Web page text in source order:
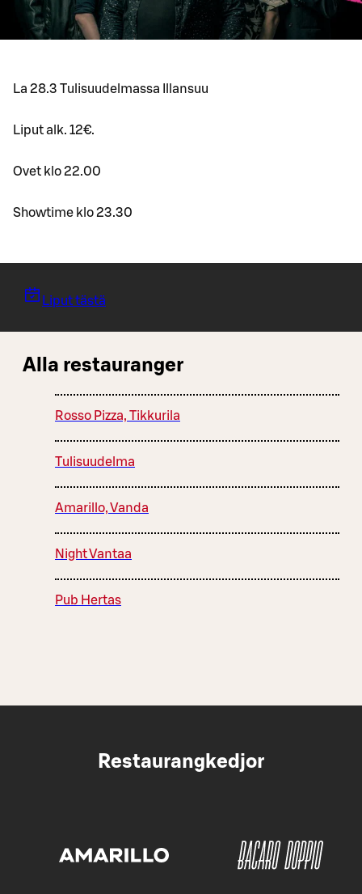
La 28.3 Tulisuudelmassa Illansuu
Liput alk. 12€.
Ovet klo 22.00
Showtime klo 23.30
Liput tästä
Alla restauranger
Rosso Pizza, Tikkurila
Tulisuudelma
Amarillo, Vanda
Night Vantaa
Pub Hertas
Restaurangkedjor